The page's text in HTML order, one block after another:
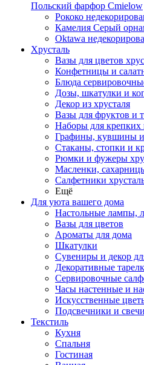
Польский фарфор Сmielow
Рококо
Камелия Серый
Oktawa
Хрусталь
Вазы для цветов
Конфетницы и
Блюда
Дозы, шкатулки и
Декор из хрусталя
Вазы для фруктов и
Наборы для крепких
Графины, кувшины
Стаканы, стопки и
Рюмки и фужеры
Масленки,
Салфетники
Ещё
Для уюта вашего дома
Настольные лампы,
Вазы для цветов
Ароматы для дома
Шкатулки
Сувениры и декор
Декоративные
Сервировочные
Часы настенные и
Искусственные
Подсвечники и свечи
Текстиль
Кухня
Спальня
Гостиная